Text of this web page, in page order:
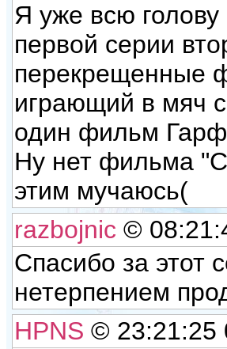
Я уже всю
первой серии
перекрещенные
играющий в мяч
один фильм
Ну нет фильма
этим мучаюсь(
razbojnic ©
Спасибо за этот
нетерпением
HPNS © 23:21:25